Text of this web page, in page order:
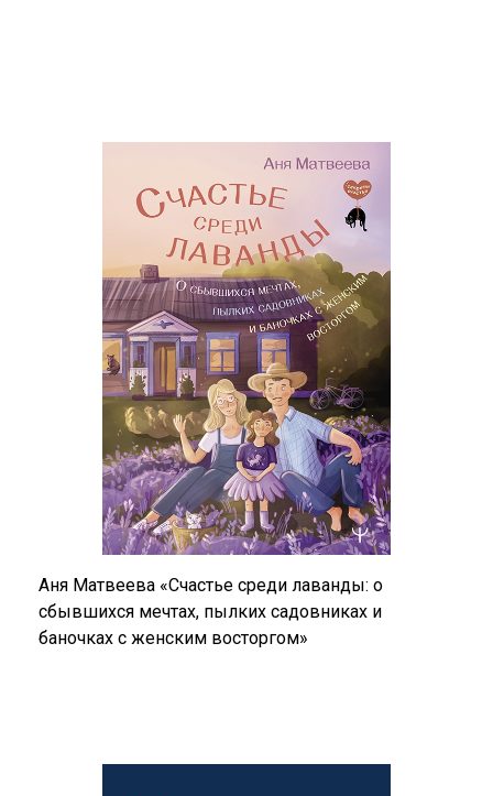
Аня Матвеева «Счастье среди лаванды: о
сбывшихся мечтах, пылких садовниках и
баночках с женским восторгом»